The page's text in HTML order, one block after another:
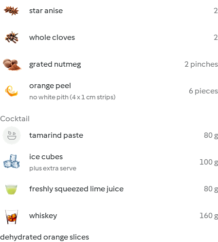
star anise 2
whole cloves 2
grated nutmeg 2 pinches
orange peel
no white pith (4 x 1 cm strips)
6 pieces
Cocktail
tamarind paste
80 g
ice cubes
plus extra serve
100 g
freshly squeezed lime juice 80 g
whiskey 160 g
dehydrated orange slices